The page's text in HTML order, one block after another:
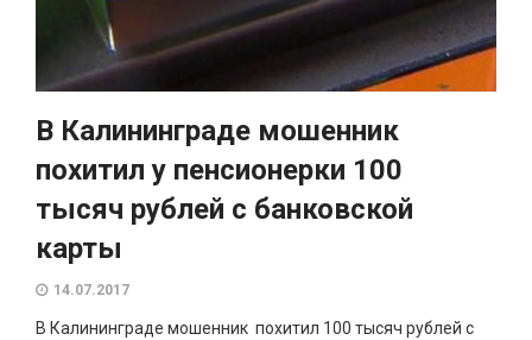
В Калининграде мошенник
похитил у пенсионерки 100
тысяч рублей с банковской
карты
14.07.2017
В Калининграде мошенник похитил 100 тысяч рублей с